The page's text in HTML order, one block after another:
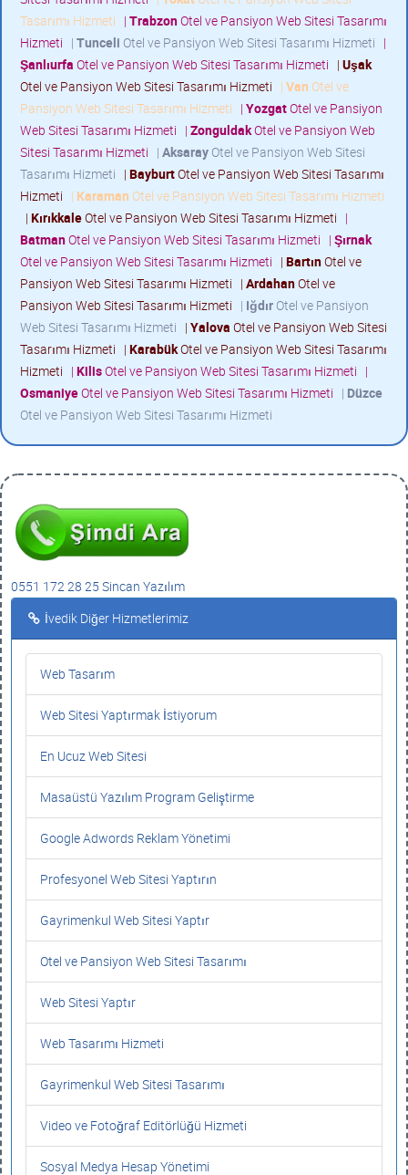
Tasarımı Hizmeti | TrabzonOtel ve Pansiyon Web Sitesi Tasarımı
Hizmeti | Tunceli Otel ve Pansiyon Web Sitesi Tasarımı Hizmeti |
Şanlıurfa Otel ve Pansiyon Web Sitesi Tasarımı Hizmeti | Uşak
Otel ve Pansiyon Web Sitesi Tasarımı Hizmeti | Van Otel ve
Pansiyon Web Sitesi Tasarımı Hizmeti | YozgatOtel ve Pansiyon
Web Sitesi Tasarımı Hizmeti | ZonguldakOtel ve Pansiyon Web
Sitesi Tasarımı Hizmeti | Aksaray Otel ve Pansiyon Web Sitesi
Tasarımı Hizmeti | BayburtOtel ve Pansiyon Web Sitesi Tasarımı
Hizmeti | Karaman Otel ve Pansiyon Web Sitesi Tasarımı Hizmeti
| KırıkkaleOtel ve Pansiyon Web Sitesi Tasarımı Hizmeti |
BatmanOtel ve Pansiyon Web Sitesi Tasarımı Hizmeti | Şırnak
Otel ve Pansiyon Web Sitesi Tasarımı Hizmeti | BartınOtel ve
Pansiyon Web Sitesi Tasarımı Hizmeti | ArdahanOtel ve
Pansiyon Web Sitesi Tasarımı Hizmeti | Iğdır Otel ve Pansiyon
Web Sitesi Tasarımı Hizmeti | Yalova Otel ve Pansiyon Web Sitesi
Tasarımı Hizmeti | KarabükOtel ve Pansiyon Web Sitesi Tasarımı
Hizmeti | KilisOtel ve Pansiyon Web Sitesi Tasarımı Hizmeti |
OsmaniyeOtel ve Pansiyon Web Sitesi Tasarımı Hizmeti | Düzce
Otel ve Pansiyon Web Sitesi Tasarımı Hizmeti
0551 172 28 25 Sincan Yazılım
İvedik Diğer Hizmetlerimiz
Web Tasarım
Web Sitesi Yaptırmak İstiyorum
En Ucuz Web Sitesi
Masaüstü Yazılım Program Geliştirme
Google Adwords Reklam Yönetimi
Profesyonel Web Sitesi Yaptırın
Gayrimenkul Web Sitesi Yaptır
Otel ve Pansiyon Web Sitesi Tasarımı
Web Sitesi Yaptır
Web Tasarımı Hizmeti
Gayrimenkul Web Sitesi Tasarımı
Video ve Fotoğraf Editörlüğü Hizmeti
Sosyal Medya Hesap Yönetimi